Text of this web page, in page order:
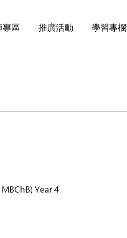
專區 推廣活動 學習專欄
Year 4